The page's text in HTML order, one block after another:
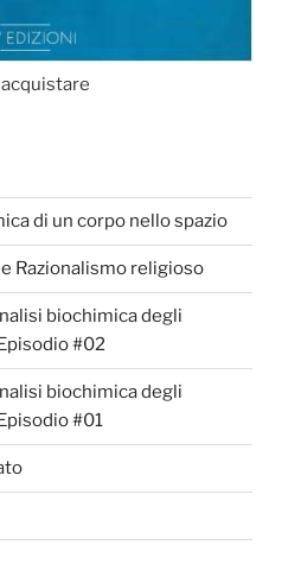
di un corpo nello spazio
Razionalismo religioso
biochimica degli
#02
biochimica degli
#01